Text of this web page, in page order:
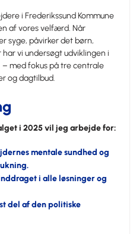
i Frederikssund Kommune
af vores velfærd. Når
syge, påvirker det børn,
vi undersøgt udviklingen i
med fokus på tre centrale
og dagtilbud.
i 2025 vil jeg arbejde for:
mentale sundhed og
i alle løsninger og
del af den politiske